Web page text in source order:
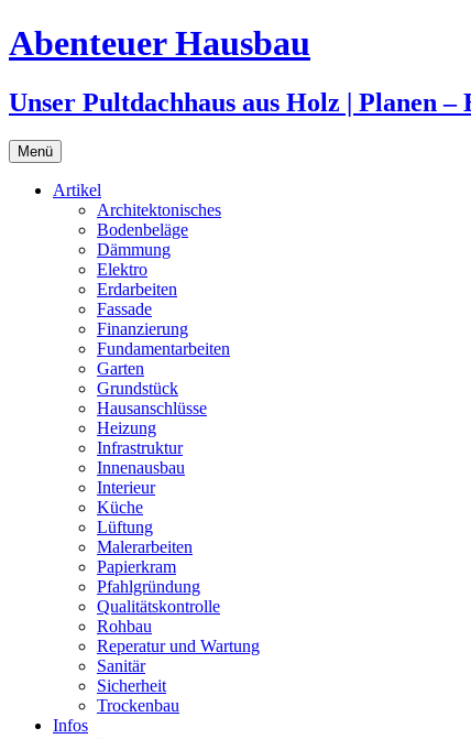
Zum
Inhalt
Abenteuer Hausbau
Unser Pultdachhaus aus Holz | Planen –
Menü
Artikel
Architektonisches
Bodenbeläge
Dämmung
Elektro
Erdarbeiten
Fassade
Finanzierung
Fundamentarbeiten
Garten
Grundstück
Hausanschlüsse
Heizung
Infrastruktur
Innenausbau
Interieur
Küche
Lüftung
Malerarbeiten
Papierkram
Pfahlgründung
Qualitätskontrolle
Rohbau
Reperatur und Wartung
Sanitär
Sicherheit
Trockenbau
Infos